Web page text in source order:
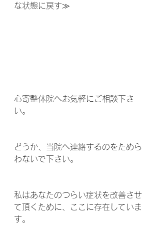
な状態に戻す≫
心寄整体院へお気軽にご相談下さ
い。
どうか、当院へ連絡するのをためら
わないで下さい。
私はあなたのつらい症状を改善させ
て頂くために、ここに存在していま
す。